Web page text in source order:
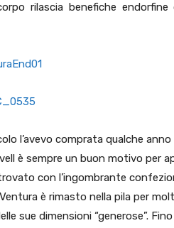
rilascia benefiche endorfine
l’avevo comprata qualche
è sempre un buon motivo per
con l’ingombrante
è rimasto nella pila per
sue dimensioni “generose”.